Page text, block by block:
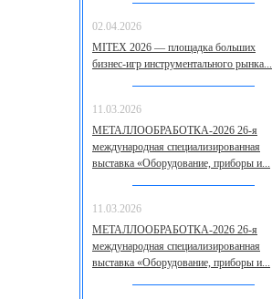
02.04.2026
MITEX 2026 — площадка больших
бизнес‑игр инструментального рынка...
11.03.2026
МЕТАЛЛООБРАБОТКА-2026 26-я
международная специализированная
выставка «Оборудование, приборы и...
11.03.2026
МЕТАЛЛООБРАБОТКА-2026 26-я
международная специализированная
выставка «Оборудование, приборы и...